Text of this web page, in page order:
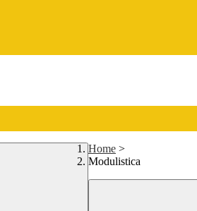
Home >
Modulistica